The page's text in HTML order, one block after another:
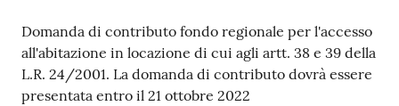
Tutti
gli
argomenti...
Contenuto
Domanda di contributo fondo regionale per l'accesso
all'abitazione in locazione di cui agli artt. 38 e 39 della
L.R. 24/2001. La domanda di contributo dovrà essere
presentata entro il 21 ottobre 2022